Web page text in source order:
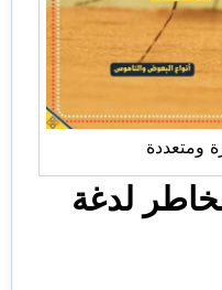
ومتعددة
لدغة